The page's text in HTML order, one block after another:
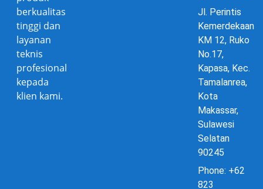
berkualitas
tinggi dan
layanan
teknis
profesional
kepada
klien kami.
Jl. Perintis
Kemerdekaan
KM 12, Ruko
No.17,
Kapasa, Kec.
Tamalanrea,
Kota
Makassar,
Sulawesi
Selatan
90245
Phone: +62
823